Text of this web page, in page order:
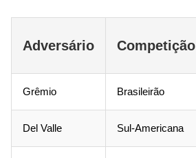
Adversário Competição
Grêmio Brasileirão
Del Valle Sul-Americana